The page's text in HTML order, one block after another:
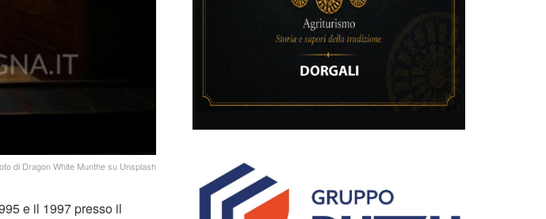
di Dragon White Munthe su Unsplash
e il 1997 presso il